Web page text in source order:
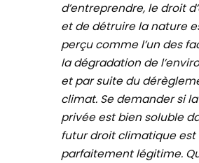
d’entreprendre, le droit
et de détruire la nature
perçu comme l’un des
la dégradation de
et par suite du
climat. Se demander si
privée est bien soluble
futur droit climatique est
parfaitement légitime.